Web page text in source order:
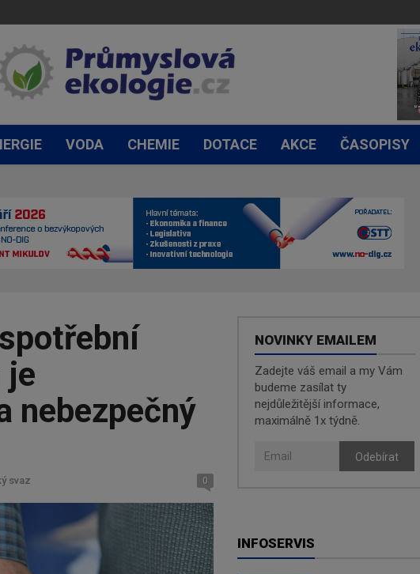
VODA CHEMIE DOTACE AKCE ČASOPISY
je
nebezpečný
svaz 0
NOVINKY EMAILEM
Zadejte váš email a my Vám
budeme zasílat ty
nejdůležitější informace,
maximálně 1x týdně.
Odebírat
INFOSERVIS